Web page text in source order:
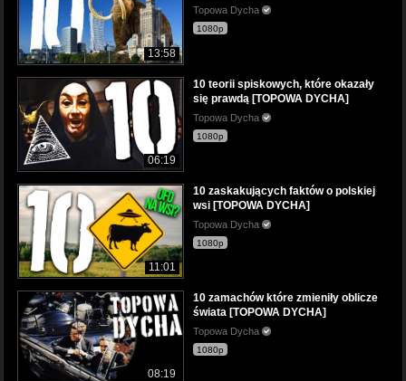
13:58
Topowa Dycha
1080p
06:19
10 teorii spiskowych, które okazały
się prawdą [TOPOWA DYCHA]
Topowa Dycha
1080p
11:01
10 zaskakujących faktów o polskiej
wsi [TOPOWA DYCHA]
Topowa Dycha
1080p
08:19
10 zamachów które zmieniły oblicze
świata [TOPOWA DYCHA]
Topowa Dycha
1080p